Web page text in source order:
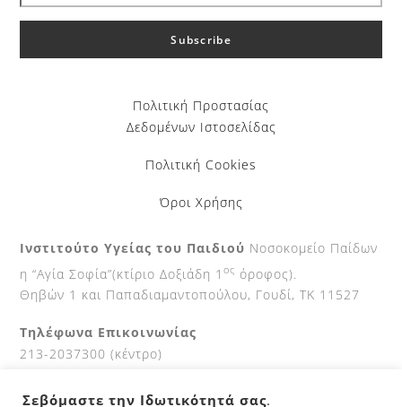
Πολιτική Προστασίας
Δεδομένων Ιστοσελίδας
Πολιτική Cookies
Όροι Χρήσης
Ινστιτούτο Υγείας του Παιδιού Νοσοκομείο Παίδων
η “Αγία Σοφία”(κτίριο Δοξιάδη 1ος όροφος).
Θηβών 1 και Παπαδιαμαντοπούλου, Γουδί, ΤΚ 11527
Τηλέφωνα Επικοινωνίας
213-2037300 (κέντρο)
Σεβόμαστε την Ιδωτικότητά σας.